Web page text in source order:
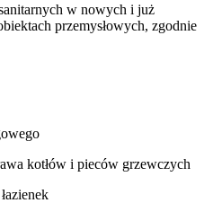
w nowych i już
przemysłowych, zgodnie
kotłów i pieców grzewczych